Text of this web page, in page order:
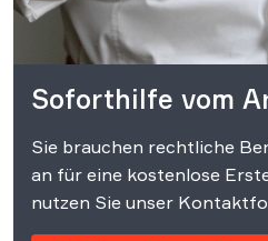
Soforthilfe vom
Sie brauchen rechtliche
an für eine kostenlose
nutzen Sie unser